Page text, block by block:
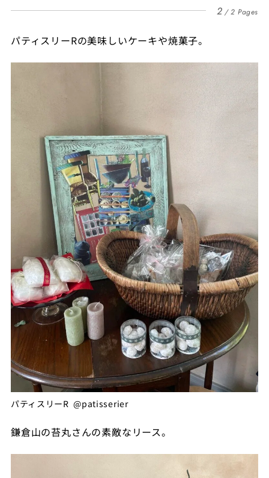
2 2 Pages
パティスリーRの美味しいケーキや焼菓子。
パティスリーR @patisserier
鎌倉山の苔丸さんの素敵なリース。